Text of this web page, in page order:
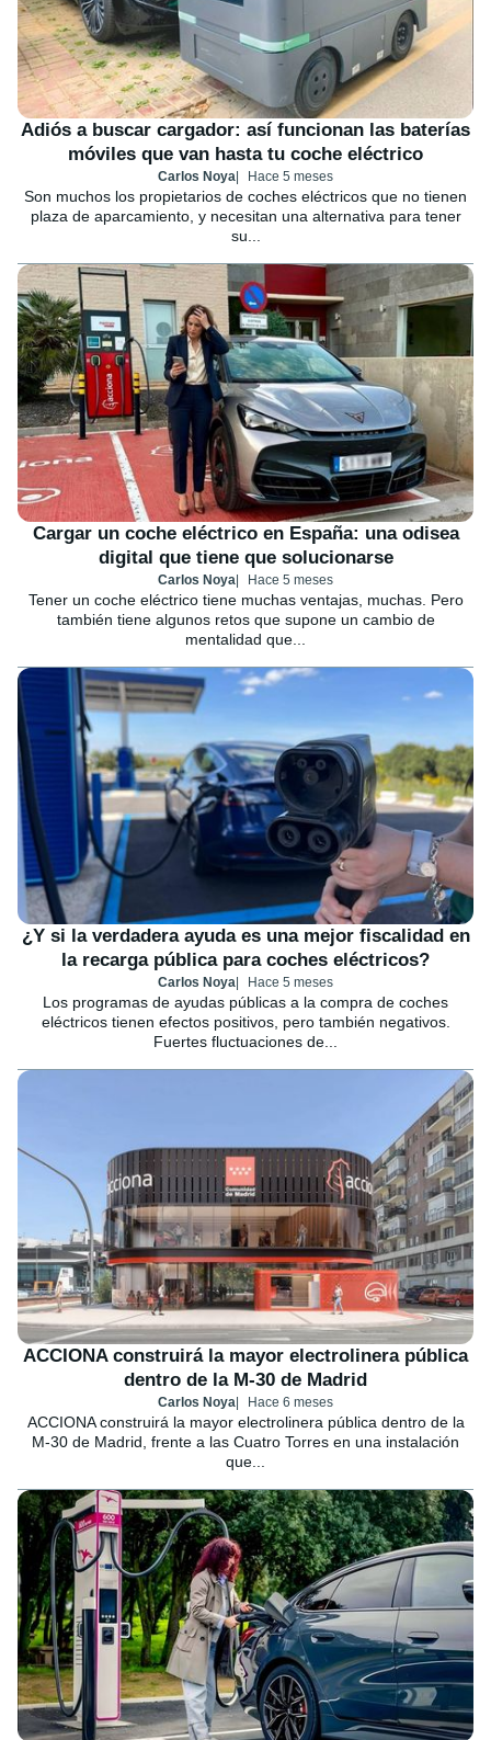
Adiós a buscar cargador: así funcionan las baterías
móviles que van hasta tu coche eléctrico
Carlos Noya Hace 5 meses
Son muchos los propietarios de coches eléctricos que no tienen
plaza de aparcamiento, y necesitan una alternativa para tener
su...
Cargar un coche eléctrico en España: una odisea
digital que tiene que solucionarse
Carlos Noya Hace 5 meses
Tener un coche eléctrico tiene muchas ventajas, muchas. Pero
también tiene algunos retos que supone un cambio de
mentalidad que...
¿Y si la verdadera ayuda es una mejor fiscalidad en
la recarga pública para coches eléctricos?
Carlos Noya Hace 5 meses
Los programas de ayudas públicas a la compra de coches
eléctricos tienen efectos positivos, pero también negativos.
Fuertes fluctuaciones de...
ACCIONA construirá la mayor electrolinera pública
dentro de la M-30 de Madrid
Carlos Noya Hace 6 meses
ACCIONA construirá la mayor electrolinera pública dentro de la
M-30 de Madrid, frente a las Cuatro Torres en una instalación
que...